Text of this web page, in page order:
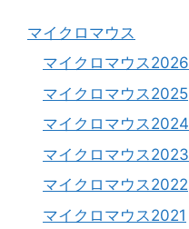
マイクロマウス
マイクロマウス2026
マイクロマウス2025
マイクロマウス2024
マイクロマウス2023
マイクロマウス2022
マイクロマウス2021